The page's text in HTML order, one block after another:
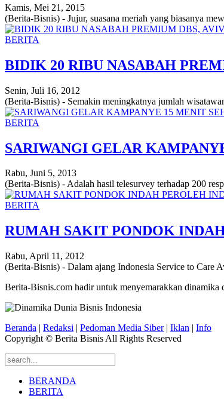
Kamis, Mei 21, 2015
(Berita-Bisnis) - Jujur, suasana meriah yang biasanya
BERITA
BIDIK 20 RIBU NASABAH
Senin, Juli 16, 2012
(Berita-Bisnis) - Semakin meningkatnya jumlah
BERITA
SARIWANGI GELAR
Rabu, Juni 5, 2013
(Berita-Bisnis) - Adalah hasil telesurvey terhadap 200
BERITA
RUMAH SAKIT PONDOK
Rabu, April 11, 2012
(Berita-Bisnis) - Dalam ajang Indonesia Service to Care
Berita-Bisnis.com hadir untuk menyemarakkan dinamika
Beranda | Redaksi | Pedoman Media Siber| Iklan | Info
Copyright © Berita Bisnis All Rights Reserved
BERANDA
BERITA